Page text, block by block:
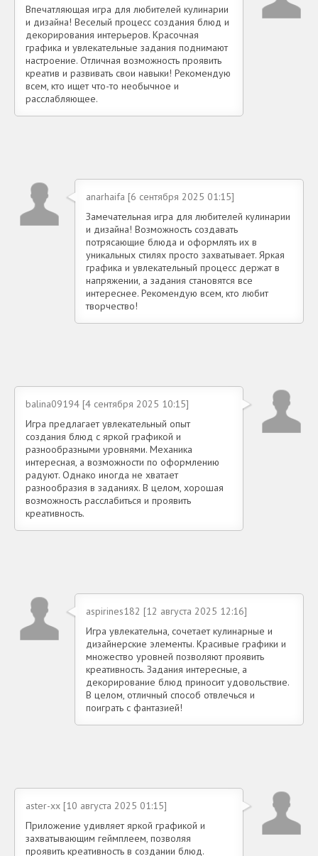
Впечатляющая игра для любителей кулинарии
и дизайна! Веселый процесс создания блюд и
декорирования интерьеров. Красочная
графика и увлекательные задания поднимают
настроение. Отличная возможность проявить
креатив и развивать свои навыки! Рекомендую
всем, кто ищет что-то необычное и
расслабляющее.
anarhaifa [6 сентября 2025 01:15]
Замечательная игра для любителей кулинарии
и дизайна! Возможность создавать
потрясающие блюда и оформлять их в
уникальных стилях просто захватывает. Яркая
графика и увлекательный процесс держат в
напряжении, а задания становятся все
интереснее. Рекомендую всем, кто любит
творчество!
balina09194 [4 сентября 2025 10:15]
Игра предлагает увлекательный опыт
создания блюд с яркой графикой и
разнообразными уровнями. Механика
интересная, а возможности по оформлению
радуют. Однако иногда не хватает
разнообразия в заданиях. В целом, хорошая
возможность расслабиться и проявить
креативность.
aspirines182 [12 августа 2025 12:16]
Игра увлекательна, сочетает кулинарные и
дизайнерские элементы. Красивые графики и
множество уровней позволяют проявить
креативность. Задания интересные, а
декорирование блюд приносит удовольствие.
В целом, отличный способ отвлечься и
поиграть с фантазией!
aster-xx [10 августа 2025 01:15]
Приложение удивляет яркой графикой и
захватывающим геймплеем, позволяя
проявить креативность в создании блюд.